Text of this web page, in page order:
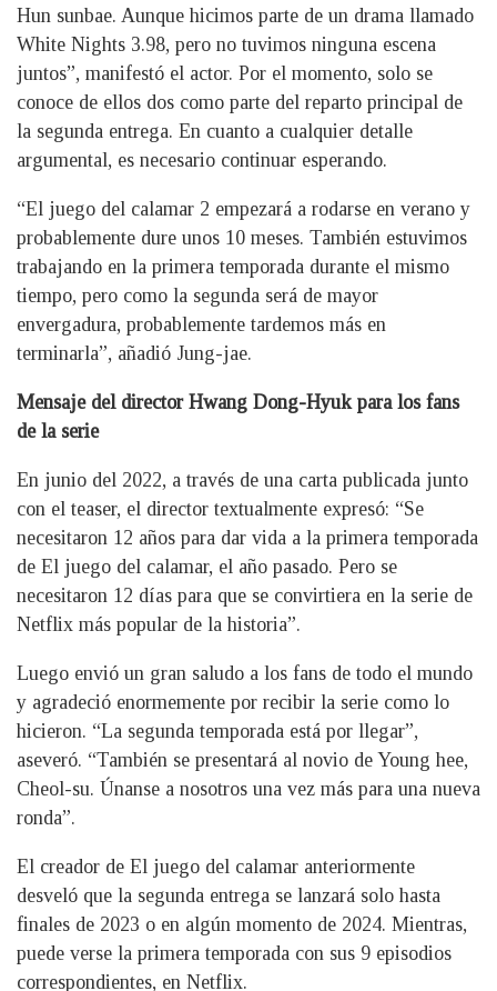
Hun sunbae. Aunque hicimos parte de un drama llamado
White Nights 3.98, pero no tuvimos ninguna escena
juntos”, manifestó el actor. Por el momento, solo se
conoce de ellos dos como parte del reparto principal de
la segunda entrega. En cuanto a cualquier detalle
argumental, es necesario continuar esperando.
“El juego del calamar 2 empezará a rodarse en verano y
probablemente dure unos 10 meses. También estuvimos
trabajando en la primera temporada durante el mismo
tiempo, pero como la segunda será de mayor
envergadura, probablemente tardemos más en
terminarla”, añadió Jung-jae.
Mensaje del director Hwang Dong-Hyuk para los fans
de la serie
En junio del 2022, a través de una carta publicada junto
con el teaser, el director textualmente expresó: “Se
necesitaron 12 años para dar vida a la primera temporada
de El juego del calamar, el año pasado. Pero se
necesitaron 12 días para que se convirtiera en la serie de
Netflix más popular de la historia”.
Luego envió un gran saludo a los fans de todo el mundo
y agradeció enormemente por recibir la serie como lo
hicieron. “La segunda temporada está por llegar”,
aseveró. “También se presentará al novio de Young hee,
Cheol-su. Únanse a nosotros una vez más para una nueva
ronda”.
El creador de El juego del calamar anteriormente
desveló que la segunda entrega se lanzará solo hasta
finales de 2023 o en algún momento de 2024. Mientras,
puede verse la primera temporada con sus 9 episodios
correspondientes, en Netflix.